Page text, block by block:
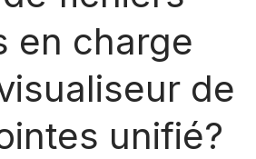
en charge
de
unifié?